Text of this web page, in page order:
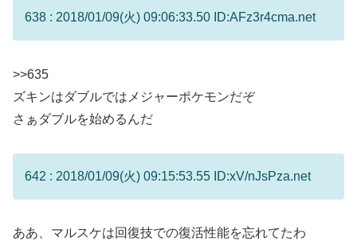
638 : 2018/01/09(火) 09:06:33.50 ID:AFz3r4cma.net
>>635
ズキンはダブルではメジャーポケモンだぞ
さぁダブルを始めるんだ
642 : 2018/01/09(火) 09:15:53.55 ID:xV/nJsPza.net
ああ、マルスケは回復技での復活性能を忘れてたわ